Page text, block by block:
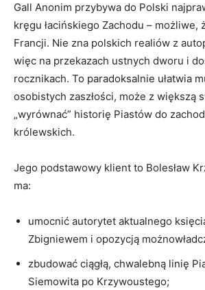
Gall Anonim przybywa do Polski
kręgu łacińskiego Zachodu – możliwe,
Francji. Nie zna polskich realiów z
więc na przekazach ustnych dworu i
rocznikach. To paradoksalnie ułatwia
osobistych zaszłości, może z większą
„wyrównać” historię Piastów do
królewskich.
Jego podstawowy klient to Bolesław
ma:
umocnić autorytet aktualnego
Zbigniewem i opozycją
zbudować ciągłą, chwalebną linię
Siemowita po Krzywoustego;